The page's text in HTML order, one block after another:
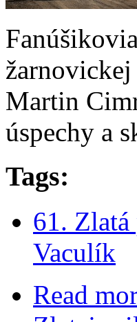
Martin
úspechy a
Tags:
61.
Vaculík
Read